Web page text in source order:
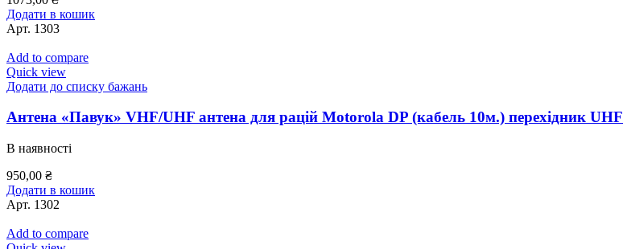
Додати в кошик
Арт. 1303
Add to compare
Quick view
Додати до списку бажань
Антена «Павук» VHF/UHF антена для рацій Motorola DP (кабель 10м.) перехідник UHF
В наявності
950,00 ₴
Додати в кошик
Арт. 1302
Add to compare